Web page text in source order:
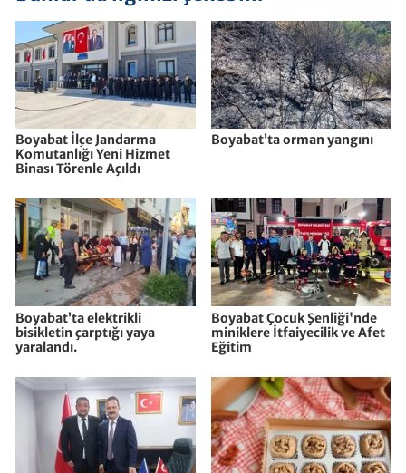
Boyabat İlçe Jandarma
Komutanlığı Yeni Hizmet
Binası Törenle Açıldı
Boyabat’ta orman yangını
Boyabat’ta elektrikli
bisikletin çarptığı yaya
yaralandı.
Boyabat Çocuk Şenliği'nde
miniklere İtfaiyecilik ve Afet
Eğitim